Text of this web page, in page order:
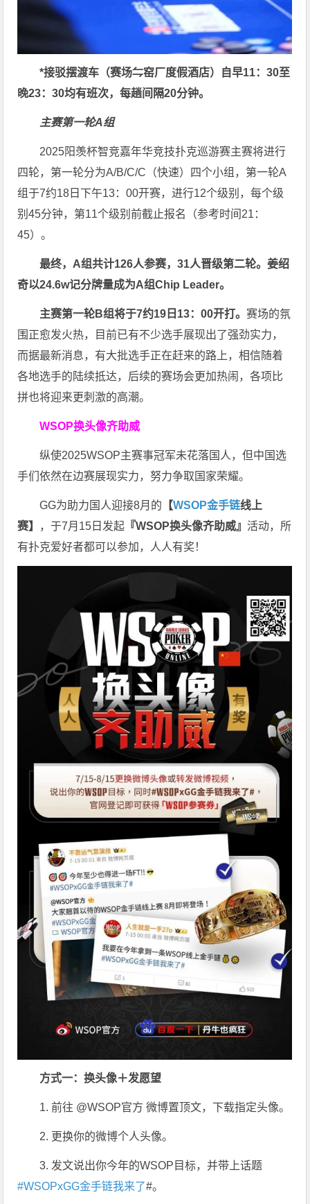
*接驳摆渡车（赛场⇋窑厂度假酒店）自早11：30至
晚23：30均有班次，每趟间隔20分钟。
主赛第一轮A组
2025阳羡杯智竞嘉年华竞技扑克巡游赛主赛将进行
四轮，第一轮分为A/B/C/C（快速）四个小组，第一轮A
组于7约18日下午13：00开赛，进行12个级别，每个级
别45分钟，第11个级别前截止报名（参考时间21：
45）。
最终，A组共计126人参赛，31人晋级第二轮。姜绍
奇以24.6w记分牌量成为A组Chip Leader。
主赛第一轮B组将于7约19日13：00开打。赛场的氛
围正愈发火热，目前已有不少选手展现出了强劲实力，
而据最新消息，有大批选手正在赶来的路上，相信随着
各地选手的陆续抵达，后续的赛场会更加热闹，各项比
拼也将迎来更刺激的高潮。
WSOP换头像齐助威
纵使2025WSOP主赛事冠军未花落国人，但中国选
手们依然在边赛展现实力，努力争取国家荣耀。
GG为助力国人迎接8月的 【WSOP金手链线上
赛】 ，于7月15日发起 『WSOP换头像齐助威』 活动，所
有扑克爱好者都可以参加，人人有奖！
方式一：换头像＋发愿望
1. 前往 @WSOP官方 微博置顶文，下载指定头像。
2. 更换你的微博个人头像。
3. 发文说出你今年的WSOP目标，并带上话题
#WSOPxGG金手链我来了#。